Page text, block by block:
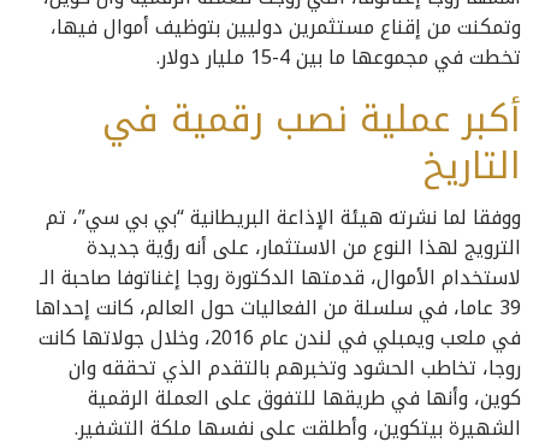
وتمكنت من إقناع مستثمرين دوليين بتوظيف أموال فيها،
تخطت في مجموعها ما بين 4-15 مليار دولار.
أكبر عملية نصب رقمية في
التاريخ
ووفقا لما نشرته هيئة الإذاعة البريطانية “بي بي سي”، تم
الترويج لهذا النوع من الاستثمار، على أنه رؤية جديدة
لاستخدام الأموال، قدمتها الدكتورة روجا إغناتوفا صاحبة الـ
39 عاما، في سلسلة من الفعاليات حول العالم، كانت إحداها
في ملعب ويمبلي في لندن عام 2016، وخلال جولاتها كانت
روجا، تخاطب الحشود وتخبرهم بالتقدم الذي تحققه وان
كوين، وأنها في طريقها للتفوق على العملة الرقمية
الشهيرة بيتكوين، وأطلقت على نفسها ملكة التشفير.